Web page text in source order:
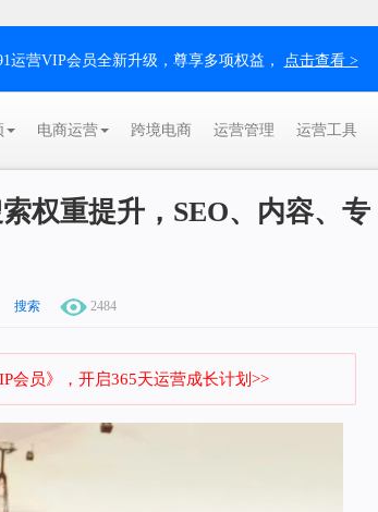
运营VIP会员全新升级，尊享多项权益， 点击查看 >
电商运营 跨境电商 运营管理 运营工具
权重提升，SEO、内容、专
搜索 2484
会员》，开启365天运营成长计划>>